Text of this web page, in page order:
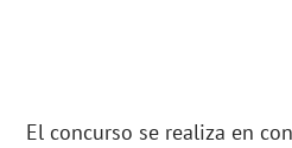
El concurso se realiza en